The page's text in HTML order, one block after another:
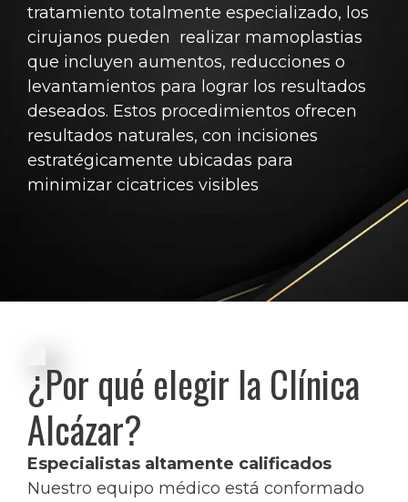
tratamiento totalmente especializado, los
cirujanos pueden realizar mamoplastias
que incluyen aumentos, reducciones o
levantamientos para lograr los resultados
deseados. Estos procedimientos ofrecen
resultados naturales, con incisiones
estratégicamente ubicadas para
minimizar cicatrices visibles
¿Por qué elegir la Clínica
Alcázar?
Especialistas altamente calificados
Nuestro equipo médico está conformado